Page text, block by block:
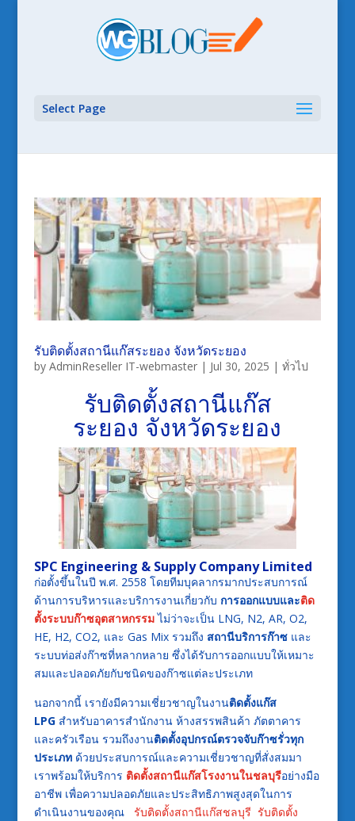
Select Page
รับติดตั้งสถานีแก๊สระยอง จังหวัดระยอง
by AdminReseller IT-webmaster| Jul 30, 2025 | ทั่วไป
รับติดตั้งสถานีแก๊ส
ระยอง จังหวัดระยอง
SPC Engineering & Supply Company Limited
ก่อตั้งขึ้นในปี พ.ศ. 2558 โดยทีมบุคลากรมากประสบการณ์
ด้านการบริหารและบริการงานเกี่ยวกับ การออกแบบและติด
ตั้งระบบก๊าซอุตสาหกรรมไม่ว่าจะเป็น LNG, N2, AR, O2,
HE, H2, CO2, และ Gas Mix รวมถึง สถานีบริการก๊าซและ
ระบบท่อส่งก๊าซที่หลากหลาย ซึ่งได้รับการออกแบบให้เหมาะ
สมและปลอดภัยกับชนิดของก๊าซแต่ละประเภท
นอกจากนี้ เรายังมีความเชี่ยวชาญในงานติดตั้งแก๊ส
LPGสำหรับอาคารสำนักงาน ห้างสรรพสินค้า ภัตตาคาร
และครัวเรือน รวมถึงงานติดตั้งอุปกรณ์ตรวจจับก๊าซรั่วทุก
ประเภทด้วยประสบการณ์และความเชี่ยวชาญที่สั่งสมมา
เราพร้อมให้บริการ ติดตั้งสถานีแก๊สโรงงานในชลบุรีอย่างมือ
อาชีพ เพื่อความปลอดภัยและประสิทธิภาพสูงสุดในการ
ดำเนินงานของคุณ รับติดตั้งสถานีแก๊สชลบุรี รับติดตั้ง